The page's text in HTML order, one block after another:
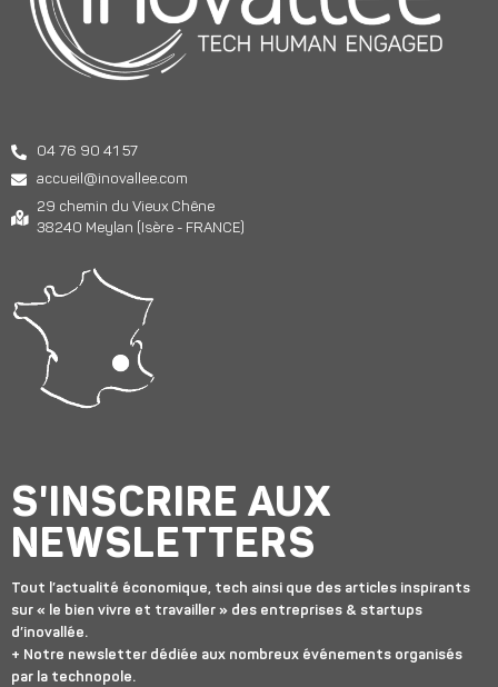
04 76 90 41 57
accueil@inovallee.com
29 chemin du Vieux Chêne
38240 Meylan (Isère - FRANCE)
S'INSCRIRE AUX
NEWSLETTERS
Tout l’actualité économique, tech ainsi que des articles inspirants
sur « le bien vivre et travailler » des entreprises & startups
d’inovallée.
+ Notre newsletter dédiée aux nombreux événements organisés
par la technopole.